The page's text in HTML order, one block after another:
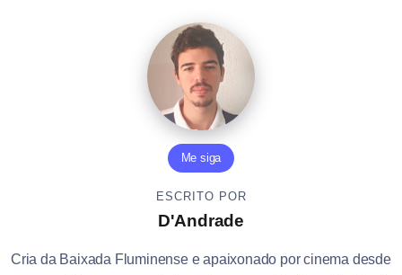
Me siga
ESCRITO POR
D'Andrade
Cria da Baixada Fluminense e apaixonado por cinema desde